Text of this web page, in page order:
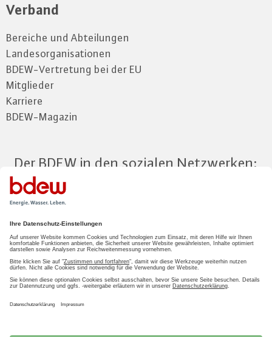
Verband
Bereiche und Abteilungen
Landesorganisationen
BDEW-Vertretung bei der EU
Mitglieder
Karriere
BDEW-Magazin
Der BDEW in den sozialen Netzwerken:
Zum Mitgliederbereich
LOGIN